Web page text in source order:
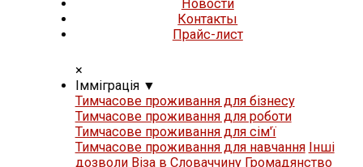
Новости
Контакты
Прайс-лист
×
Iммiграцiя ▼
Тимчасове проживання для бізнесу
Тимчасове проживання для роботи
Тимчасове проживання для сім'ї
Тимчасове проживання для навчання Iнші
дозволи Віза в Словаччину Громадянство